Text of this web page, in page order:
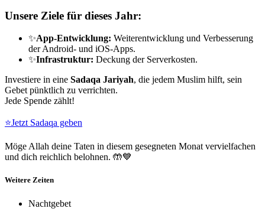
Unsere Ziele für dieses Jahr:
✨App-Entwicklung: Weiterentwicklung und Verbesserung
der Android- und iOS-Apps.
✨Infrastruktur: Deckung der Serverkosten.
Investiere in eine Sadaqa Jariyah, die jedem Muslim hilft, sein
Gebet pünktlich zu verrichten.
Jede Spende zählt!
⭐Jetzt Sadaqa geben
Möge Allah deine Taten in diesem gesegneten Monat vervielfachen
und dich reichlich belohnen. 🤲💙
Weitere Zeiten
Nachtgebet